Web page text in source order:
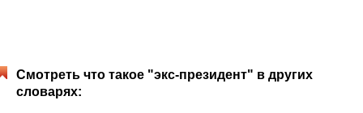
Смотреть что такое "экс-президент" в других
словарях: